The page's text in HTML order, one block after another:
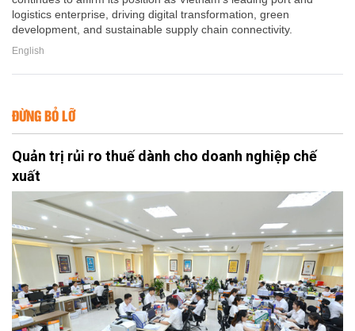
logistics enterprise, driving digital transformation, green
development, and sustainable supply chain connectivity.
English
ĐỪNG BỎ LỠ
Quản trị rủi ro thuế dành cho doanh nghiệp chế
xuất